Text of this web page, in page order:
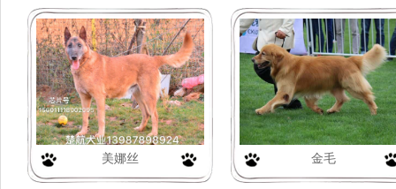
美娜丝 金毛